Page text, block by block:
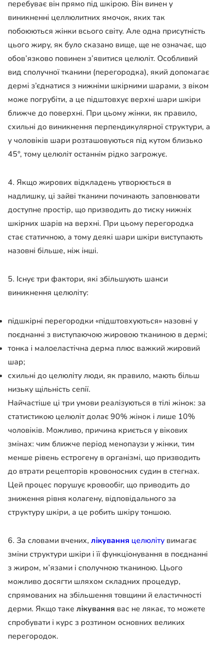
перебуває він прямо під шкірою. Він винен у
виникненні целлюлитних ямочок, яких так
побоюються жінки всього світу. Але одна присутність
цього жиру, як було сказано вище, ще не означає, що
обов’язково повинен з’явитися целюліт. Особливий
вид сполучної тканини (перегородка), який допомагає
дермі з’єднатися з нижніми шкірними шарами, з віком
може погрубіти, а це підштовхує верхні шари шкіри
ближче до поверхні. При цьому жінки, як правило,
схильні до виникнення перпендикулярної структури, а
у чоловіків шари розташовуються під кутом близько
45°, тому целюліт останнім рідко загрожує.
4. Якщо жирових відкладень утворюється в
надлишку, ці зайві тканини починають заповнювати
доступне простір, що призводить до тиску нижніх
шкірних шарів на верхні. При цьому перегородка
стає статичною, а тому деякі шари шкіри виступають
назовні більше, ніж інші.
5. Існує три фактори, які збільшують шанси
виникнення целюліту:
підшкірні перегородки «підштовхуються» назовні у
поєднанні з виступаючою жировою тканиною в дермі;
тонка і малоеластічна дерма плюс важкий жировий
шар;
схильні до целюліту люди, як правило, мають більш
низьку щільність сепії.
Найчастіше ці три умови реалізуються в тілі жінок: за
статистикою целюліт долає 90% жінок і лише 10%
чоловіків. Можливо, причина криється у вікових
змінах: чим ближче період менопаузи у жінки, тим
менше рівень естрогену в організмі, що призводить
до втрати рецепторів кровоносних судин в стегнах.
Цей процес порушує кровообіг, що приводить до
зниження рівня колагену, відповідального за
структуру шкіри, а це робить шкіру тоншою.
6. За словами вчених, лікування целюліту вимагає
зміни структури шкіри і її функціонування в поєднанні
з жиром, м’язами і сполучною тканиною. Цього
можливо досягти шляхом складних процедур,
спрямованих на збільшення товщини й еластичності
дерми. Якщо таке лікування вас не лякає, то можете
спробувати і курс з розтином основних великих
перегородок.